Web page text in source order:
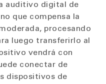
auditivo digital de
que compensa la
procesando
luego transferirlo al
vendrá con
conectar de
dispositivos de